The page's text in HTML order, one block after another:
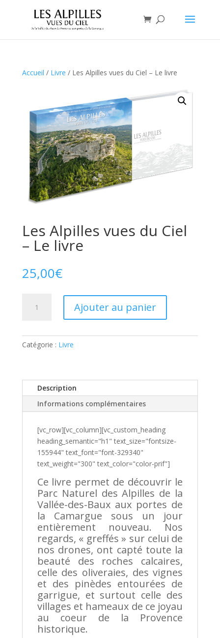
Accueil / Livre / Les Alpilles vues du Ciel – Le livre
Les Alpilles vues du Ciel
– Le livre
25,00€
vues
-
Ajouter au panier
t
e
t
e
Catégorie : Livre
Description
Informations complémentaires
[vc_row][vc_column][vc_custom_heading
heading_semantic="h1" text_size="fontsize-
155944" text_font="font-329340"
text_weight="300" text_color="color-prif"]
Ce livre permet de découvrir le
Parc Naturel des Alpilles de la
Vallée-des-Baux aux portes de
la Camargue sous un jour
entièrement nouveau. Nos
regards, « greffés » sur celui de
nos drones, ont capté toute la
beauté des roches calcaires,
celle des oliveraies, des vignes
et des pinèdes entourées de
garrigue, et surtout celle des
villages et hameaux de ce joyau
au coeur de la Provence
historique.